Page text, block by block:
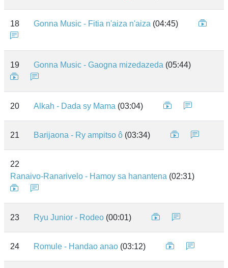
18 Gonna Music - Fitia n'aiza n'aiza (04:45)
19 Gonna Music - Gaogna mizedazeda (05:44)
20 Alkah - Dada sy Mama (03:04)
21 Barijaona - Ry ampitso ô (03:34)
22
Ranaivo-Ranarivelo - Hamoy sa hanantena (02:31)
23 Ryu Junior - Rodeo (00:01)
24 Romule - Handao anao (03:12)